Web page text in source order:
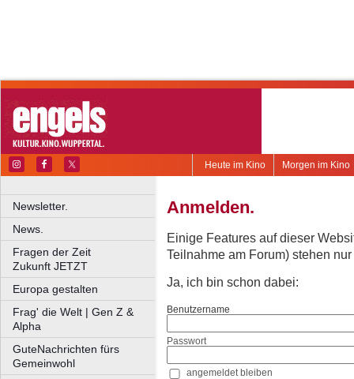
Morgen im Kino
Heute im Kino
Newsletter.
News.
Fragen der Zeit
Zukunft JETZT
Europa gestalten
Frag' die Welt | Gen Z &
Alpha
GuteNachrichten fürs
Gemeinwohl
Anmelden.
Einige Features auf dieser
Teilnahme am Forum) stehen
Ja, ich bin schon dabei:
Benutzername
Passwort
angemeldet bleiben